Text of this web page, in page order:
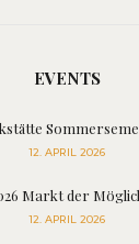
EVENTS
12. APRIL 2026
Markt der
12. APRIL 2026